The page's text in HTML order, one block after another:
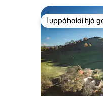
Í uppáhaldi hjá
Í uppáhaldi hjá